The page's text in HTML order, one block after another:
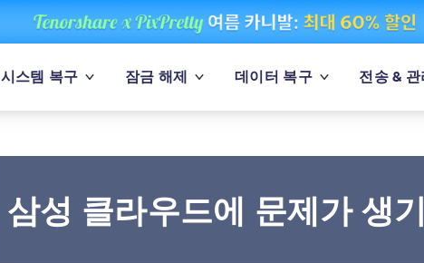
시스템 복구 잠금 해제 데이터 복구 전송 & 관
삼성 클라우드에 문제가 생